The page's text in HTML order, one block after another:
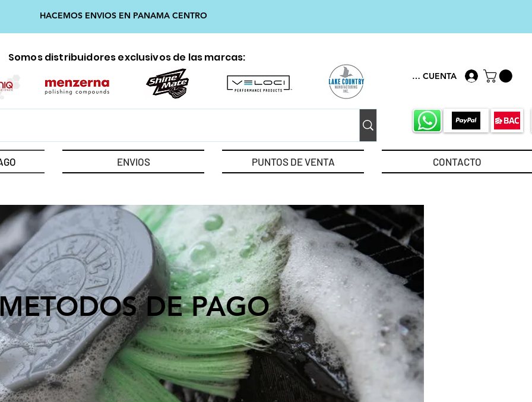
HACEMOS ENVIOS EN PANAMA CENTRO
Somos distribuidores exclusivos de las marcas:
MI CUENTA
ENVIOS PUNTOS DE VENTA CONTACTO
DE PAGO